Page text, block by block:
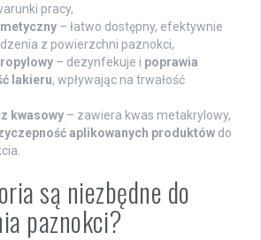
pracy,
– łatwo dostępny, efektywnie
z powierzchni paznokci,
– dezynfekuje i poprawia
lakieru, wpływając na trwałość
kwasowy – zawiera kwas metakrylowy,
aplikowanych produktów do
są niezbędne do
paznokci?